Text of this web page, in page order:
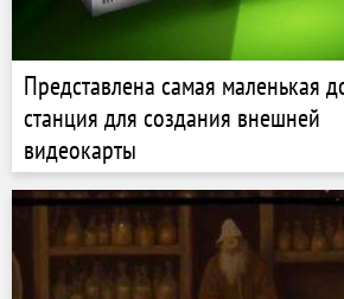
Представлена самая маленькая
станция для создания внешней
видеокарты